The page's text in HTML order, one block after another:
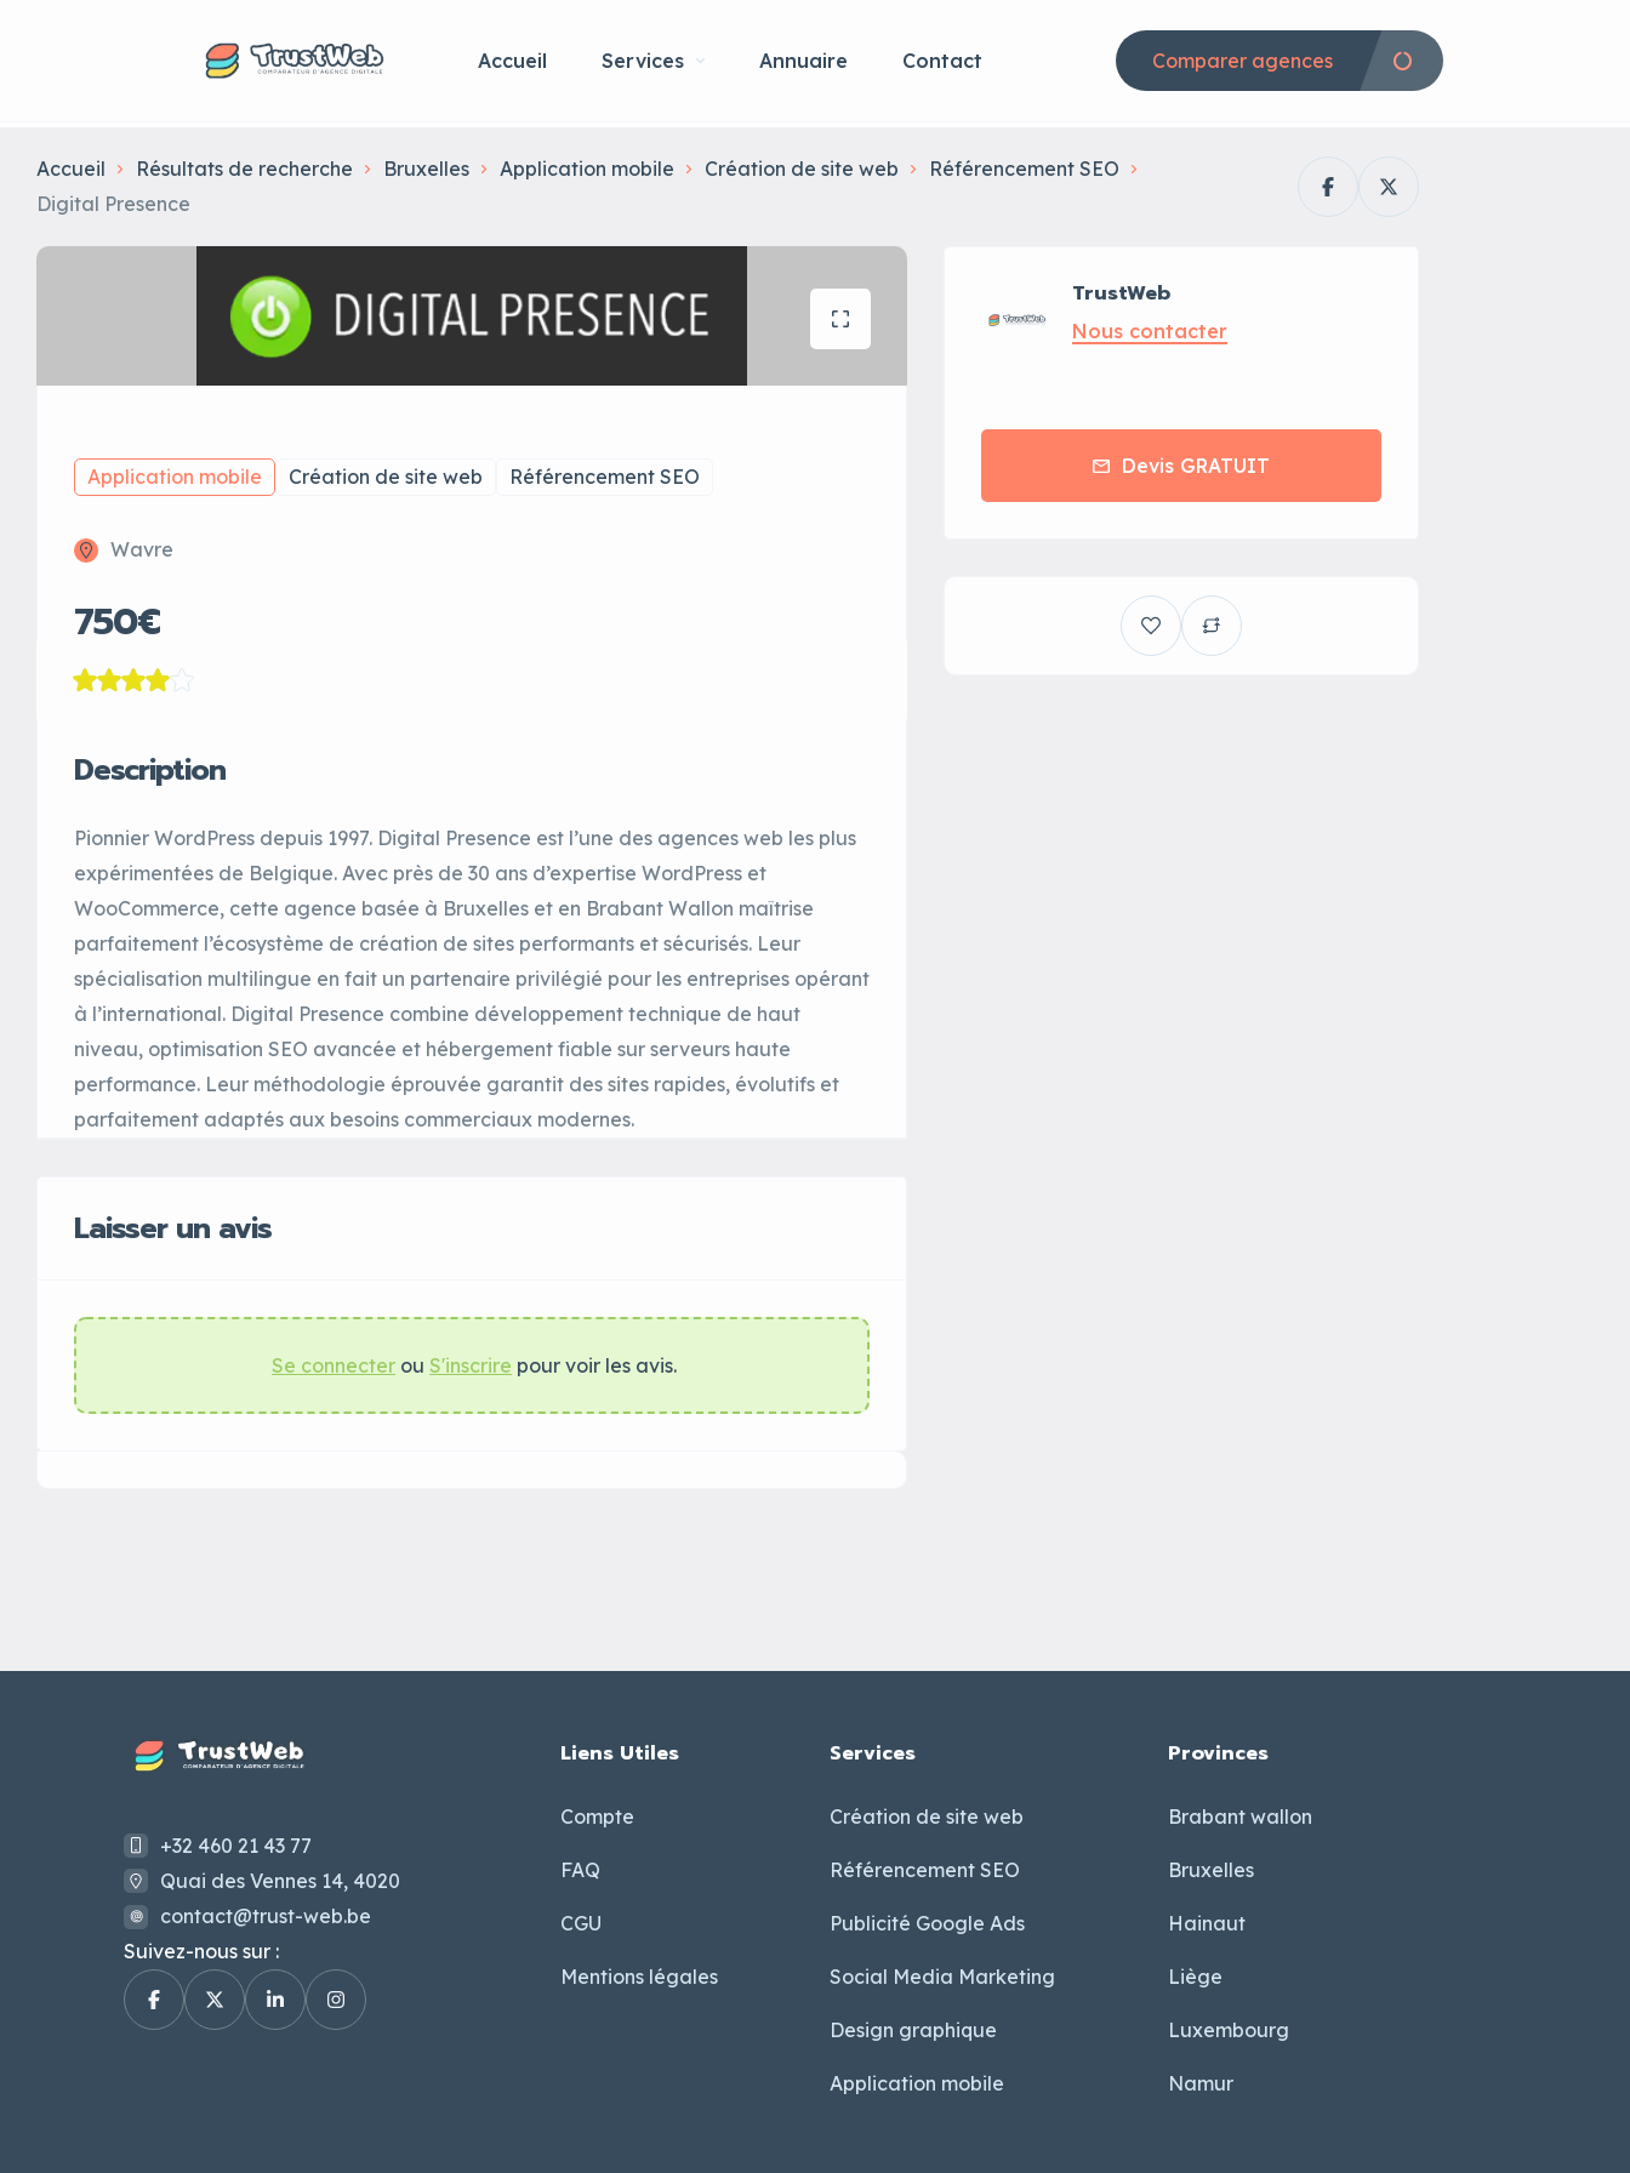
Accueil Services Annuaire Contact Comparer agences
Accueil Résultats de recherche Bruxelles Application mobile Création de site web
Référencement SEO
Digital Presence
Application mobile Création de site web Référencement SEO
Wavre
750€
Description
Pionnier WordPress depuis 1997. Digital Presence est l’une des agences web les plus
expérimentées de Belgique. Avec près de 30 ans d’expertise WordPress et
WooCommerce, cette agence basée à Bruxelles et en Brabant Wallon maîtrise
parfaitement l’écosystème de création de sites performants et sécurisés. Leur
spécialisation multilingue en fait un partenaire privilégié pour les entreprises opérant
à l’international. Digital Presence combine développement technique de haut
niveau, optimisation SEO avancée et hébergement fiable sur serveurs haute
performance. Leur méthodologie éprouvée garantit des sites rapides, évolutifs et
parfaitement adaptés aux besoins commerciaux modernes.
Laisser un avis
Se connecter ou S'inscrire pour voir les avis.
TrustWeb
Nous contacter
Devis GRATUIT
+32 460 21 43 77
Quai des Vennes 14, 4020
contact@trust-web.be
Suivez-nous sur :
Liens Utiles
Compte
FAQ
CGU
Mentions légales
Services
Création de site web
Référencement SEO
Publicité Google Ads
Social Media Marketing
Design graphique
Application mobile
Provinces
Brabant wallon
Bruxelles
Hainaut
Liège
Luxembourg
Namur